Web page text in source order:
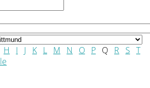
H I J K L M N O P Q R S T